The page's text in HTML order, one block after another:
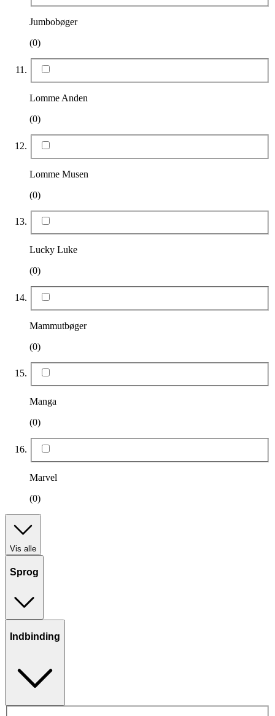
Jumbobøger
(0)
Lomme Anden
(0)
Lomme Musen
(0)
Lucky Luke
(0)
Mammutbøger
(0)
Manga
(0)
Marvel
(0)
Vis alle
Sprog
Indbinding